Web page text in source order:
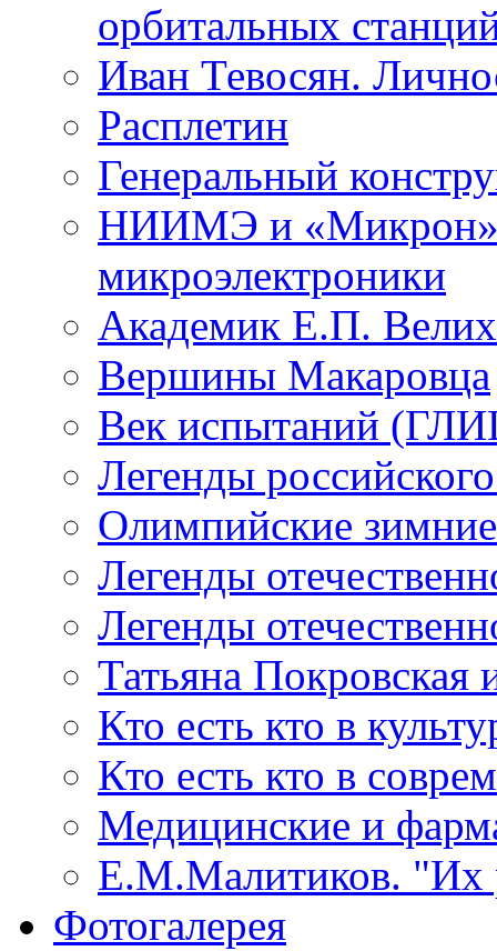
орбитальных
Иван Тевосян.
Расплетин
Генеральный
НИИМЭ и «Микрон»
микроэлектроники
Академик Е.П.
Вершины Макаровца
Век испытаний
Легенды
Олимпийские
Легенды
Легенды
Татьяна Покровская
Кто есть кто в
Кто есть кто в
Медицинские и
Е.М.Малитиков. "Их
Фотогалерея